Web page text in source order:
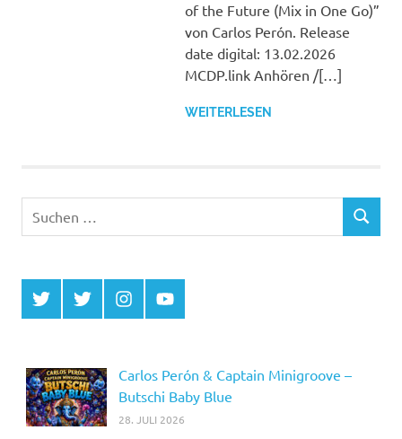
of the Future (Mix in One Go)”
von Carlos Perón. Release
date digital: 13.02.2026
MCDP.link Anhören /[…]
WEITERLESEN
Suchen
SUCHEN
Twitter
MCDP
Twitter
Musicradiostation
InstagramYouTube
Carlos Perón & Captain Minigroove –
Butschi Baby Blue
28. JULI 2026